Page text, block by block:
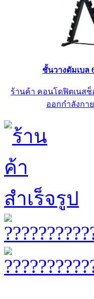
ชั้นวางดัมเบล
ร้านค้า คอนโดฟิตเนสช็
ออกกำลังกา